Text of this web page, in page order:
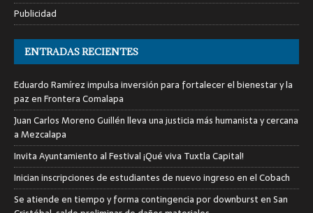
Publicidad
ENTRADAS RECIENTES
Eduardo Ramírez impulsa inversión para fortalecer el bienestar y la
paz en Frontera Comalapa
Juan Carlos Moreno Guillén lleva una justicia más humanista y cercana
a Mezcalapa
Invita Ayuntamiento al Festival ¡Qué viva Tuxtla Capital!
Inician inscripciones de estudiantes de nuevo ingreso en el Cobach
Se atiende en tiempo y forma contingencia por downburst en San